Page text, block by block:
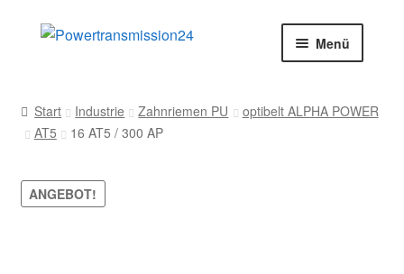
Zur
Zum
Menü
AGB
Blog
Start Industrie Zahnriemen PU
optibelt ALPHA POWER
AT5
16 AT5 / 300 AP
ANGEBOT!